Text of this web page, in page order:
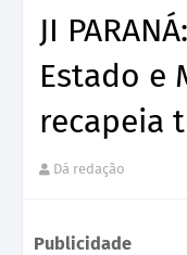
JI
Estado e
recapeia
Dá redação
Publicidade